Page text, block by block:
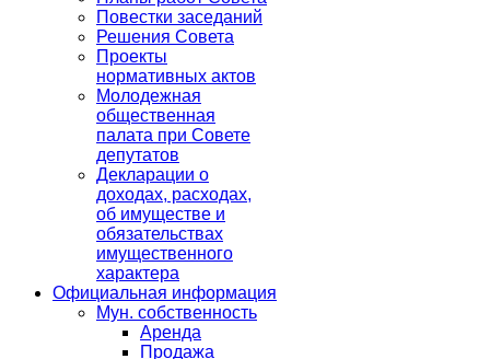
Повестки заседаний
Решения Совета
Проекты
нормативных актов
Молодежная
общественная
палата при Совете
депутатов
Декларации о
доходах, расходах,
об имуществе и
обязательствах
имущественного
характера
Официальная информация
Мун. собственность
Аренда
Продажа